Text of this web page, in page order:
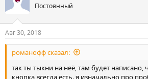
с
в
т
с
в
т
Постоянный
Авг 30, 2018
романофф сказал:
так ты тыкни на неё, там будет написано,
кнопка всегда есть. я изначально про